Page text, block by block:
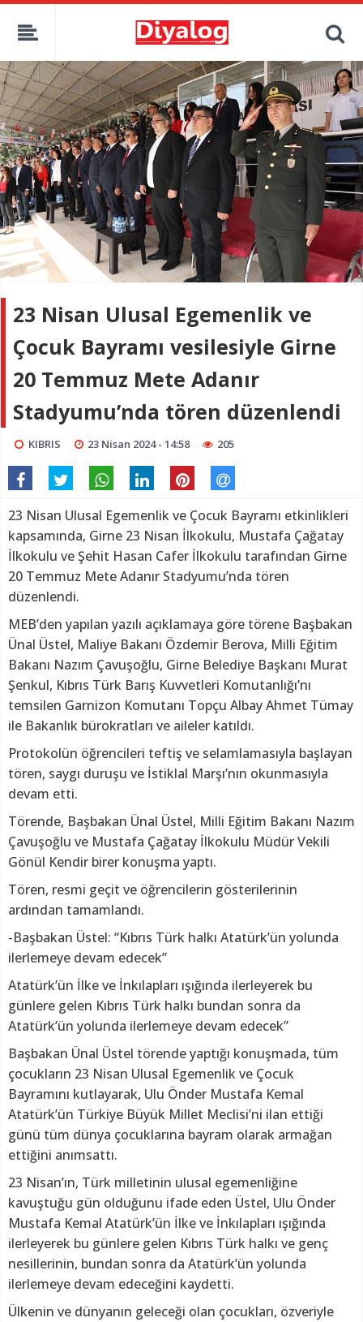
23 Nisan Ulusal Egemenlik ve
Çocuk Bayramı vesilesiyle Girne
20 Temmuz Mete Adanır
Stadyumu’nda tören düzenlendi
KIBRIS 23 Nisan 2024 - 14:58 205
23 Nisan Ulusal Egemenlik ve Çocuk Bayramı etkinlikleri
kapsamında, Girne 23 Nisan İlkokulu, Mustafa Çağatay
İlkokulu ve Şehit Hasan Cafer İlkokulu tarafından Girne
20 Temmuz Mete Adanır Stadyumu’nda tören
düzenlendi.
MEB’den yapılan yazılı açıklamaya göre törene Başbakan
Ünal Üstel, Maliye Bakanı Özdemir Berova, Milli Eğitim
Bakanı Nazım Çavuşoğlu, Girne Belediye Başkanı Murat
Şenkul, Kıbrıs Türk Barış Kuvvetleri Komutanlığı’nı
temsilen Garnizon Komutanı Topçu Albay Ahmet Tümay
ile Bakanlık bürokratları ve aileler katıldı.
Protokolün öğrencileri teftiş ve selamlamasıyla başlayan
tören, saygı duruşu ve İstiklal Marşı’nın okunmasıyla
devam etti.
Törende, Başbakan Ünal Üstel, Milli Eğitim Bakanı Nazım
Çavuşoğlu ve Mustafa Çağatay İlkokulu Müdür Vekili
Gönül Kendir birer konuşma yaptı.
Tören, resmi geçit ve öğrencilerin gösterilerinin
ardından tamamlandı.
-Başbakan Üstel: “Kıbrıs Türk halkı Atatürk’ün yolunda
ilerlemeye devam edecek”
Atatürk’ün İlke ve İnkılapları ışığında ilerleyerek bu
günlere gelen Kıbrıs Türk halkı bundan sonra da
Atatürk’ün yolunda ilerlemeye devam edecek”
Başbakan Ünal Üstel törende yaptığı konuşmada, tüm
çocukların 23 Nisan Ulusal Egemenlik ve Çocuk
Bayramını kutlayarak, Ulu Önder Mustafa Kemal
Atatürk’ün Türkiye Büyük Millet Meclisi’ni ilan ettiği
günü tüm dünya çocuklarına bayram olarak armağan
ettiğini anımsattı.
23 Nisan’ın, Türk milletinin ulusal egemenliğine
kavuştuğu gün olduğunu ifade eden Üstel, Ulu Önder
Mustafa Kemal Atatürk’ün İlke ve İnkılapları ışığında
ilerleyerek bu günlere gelen Kıbrıs Türk halkı ve genç
nesillerinin, bundan sonra da Atatürk’ün yolunda
ilerlemeye devam edeceğini kaydetti.
Ülkenin ve dünyanın geleceği olan çocukları, özveriyle